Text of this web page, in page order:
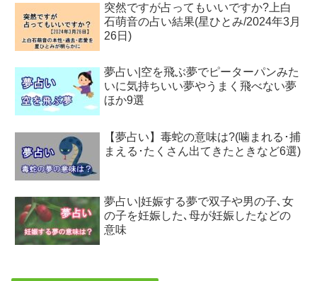
突然ですが占ってもいいですか?上白
石萌音の占い結果(星ひとみ/2024年3月
26日)
夢占い|空を飛ぶ夢でピーターパンみた
いに気持ちいい夢やうまく飛べない夢
ほか9選
【夢占い】毒蛇の意味は?(噛まれる･捕
まえる･たくさん出てきたときなど6選)
夢占い|妊娠する夢で双子や男の子､女
の子を妊娠した､母が妊娠したなどの
意味